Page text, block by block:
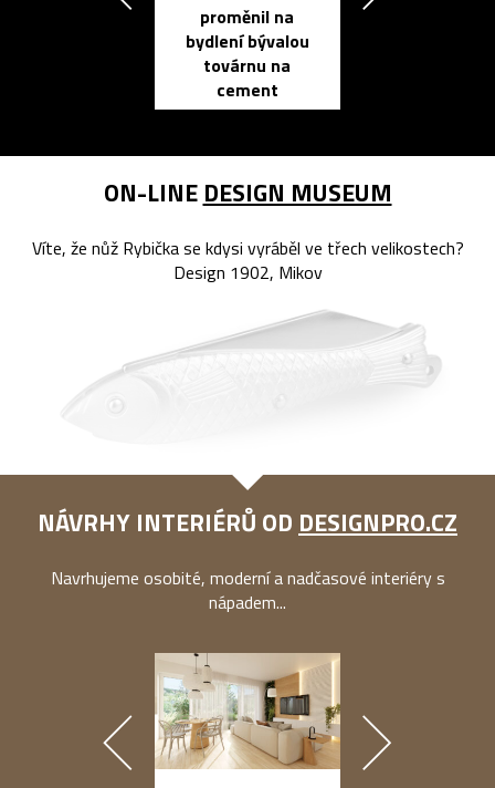
proměnil na
bydlení bývalou
továrnu na
cement
ON-LINE DESIGN MUSEUM
Víte, že nůž Rybička se kdysi vyráběl ve třech velikostech?
Design 1902, Mikov
NÁVRHY INTERIÉRŮ OD DESIGNPRO.CZ
Navrhujeme osobité, moderní a nadčasové interiéry s
nápadem...